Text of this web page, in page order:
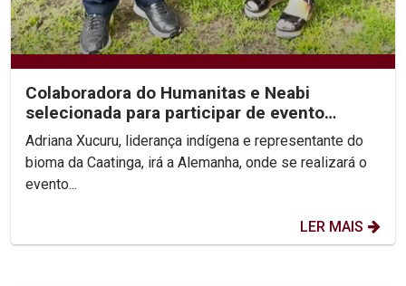
Colaboradora do Humanitas e Neabi
selecionada para participar de evento
internacional...
Adriana Xucuru, liderança indígena e representante do
bioma da Caatinga, irá a Alemanha, onde se realizará o
evento...
LER MAIS